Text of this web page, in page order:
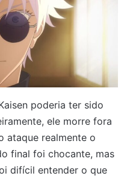
poderia ter sido
ele morre fora
ataque realmente o
final foi chocante, mas
difícil entender o que